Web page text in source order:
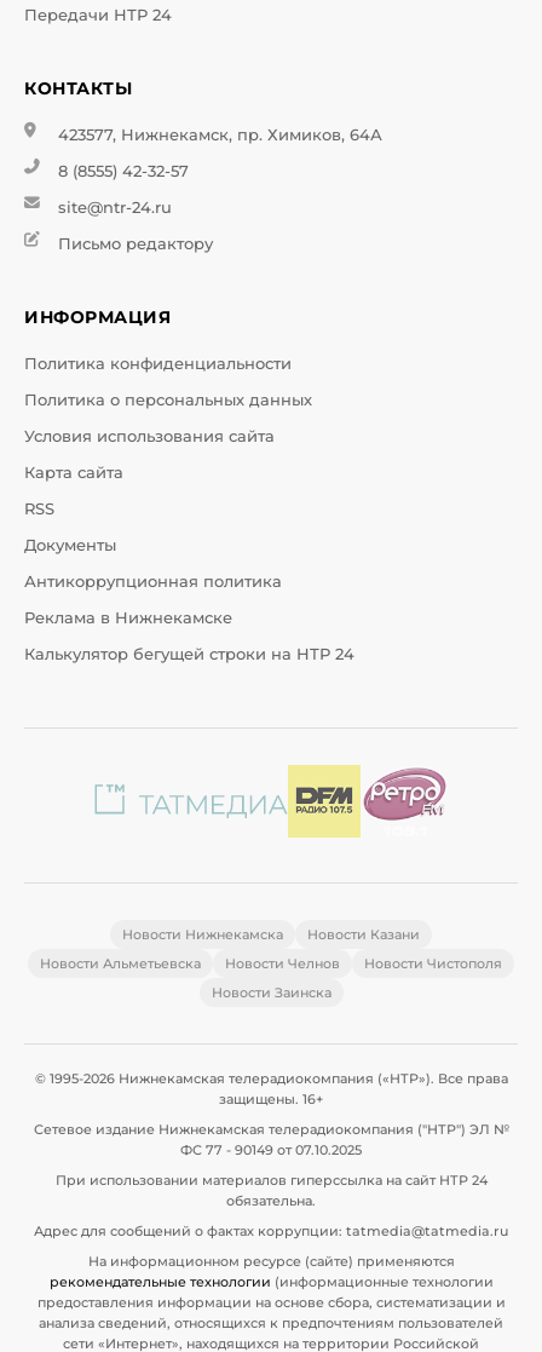
Передачи НТР 24
КОНТАКТЫ
423577, Нижнекамск, пр. Химиков, 64А
8 (8555) 42-32-57
site@ntr-24.ru
Письмо редактору
ИНФОРМАЦИЯ
Политика конфиденциальности
Политика о персональных данных
Условия использования сайта
Карта сайта
RSS
Документы
Антикоррупционная политика
Реклама в Нижнекамске
Калькулятор бегущей строки на НТР 24
Новости Нижнекамска
Новости Казани
Новости Альметьевска
Новости Челнов
Новости Чистополя
Новости Заинска
© 1995-2026 Нижнекамская телерадиокомпания («НТР»). Все права
защищены. 16+
Сетевое издание Нижнекамская телерадиокомпания ("НТР") ЭЛ №
ФС 77 - 90149 от 07.10.2025
При использовании материалов гиперссылка на сайт НТР 24
обязательна.
Адрес для сообщений о фактах коррупции: tatmedia@tatmedia.ru
На информационном ресурсе (сайте) применяются
рекомендательные технологии (информационные технологии
предоставления информации на основе сбора, систематизации и
анализа сведений, относящихся к предпочтениям пользователей
сети «Интернет», находящихся на территории Российской